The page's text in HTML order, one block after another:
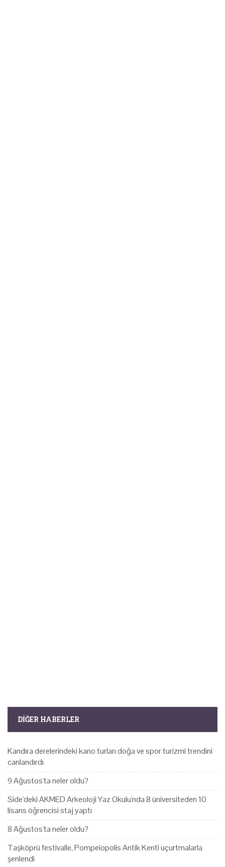
DIĞER HABERLER
Kandıra derelerindeki kano turları doğa ve spor turizmi trendini
canlandırdı
9 Ağustos'ta neler oldu?
Side'deki AKMED Arkeoloji Yaz Okulu'nda 8 üniversiteden 10
lisans öğrencisi staj yaptı
8 Ağustos'ta neler oldu?
Taşköprü festivalle, Pompeiopolis Antik Kenti uçurtmalarla
şenlendi